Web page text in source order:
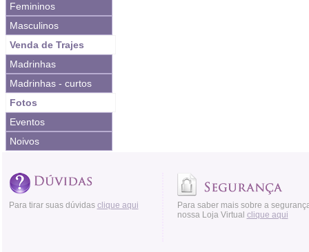
Femininos
Masculinos
Venda de Trajes
Madrinhas
Madrinhas - curtos
Fotos
Eventos
Noivos
Para tirar suas dúvidas clique aqui
Para saber mais sobre a
nossa Loja Virtual clique aqui